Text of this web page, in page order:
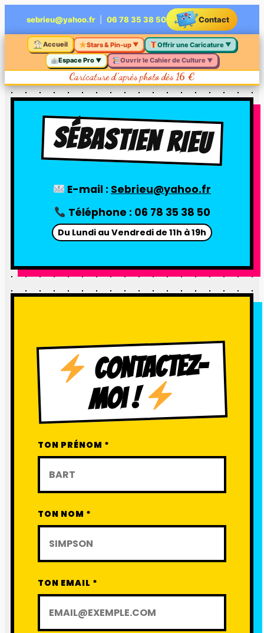
contenu
sebrieu@yahoo.fr|06 78 35 38 50 Contact
Accueil Stars & Pin-up ▼ Offrir une Caricature ▼
Espace Pro ▼ Ouvrir le Cahier de Culture ▼
Caricature d’après photo dès 16 €
SÉBASTIEN RIEU
E-mail : Sebrieu@yahoo.fr
Téléphone : 06 78 35 38 50
Du Lundi au Vendredi de 11h à 19h
CONTACTEZ-
MOI !
TON PRÉNOM *
TON NOM *
TON EMAIL *